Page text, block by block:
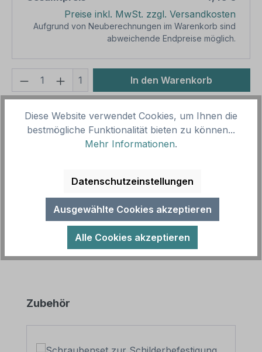
Preise inkl. MwSt. zzgl. Versandkosten
Aufgrund von Neuberechnungen im Warenkorb sind
abweichende Endpreise möglich.
Produkt Anzahl: Gib den
1 In den Warenkorb
Vorlagenummer:
P-PR-11
Parkplatzschild / Parkplatzreservierer
Geschäftsführung – mit Parkplatzsymbol. Mit
Parkplatzreservierern weisen Sie gezielt…Mehr
Produktgalerie überspringen
Zubehör
Diese Website verwendet Cookies, um Ihnen die
bestmögliche Funktionalität bieten zu können...
Mehr Informationen.
Datenschutzeinstellungen
Ausgewählte Cookies akzeptieren
Alle Cookies akzeptieren